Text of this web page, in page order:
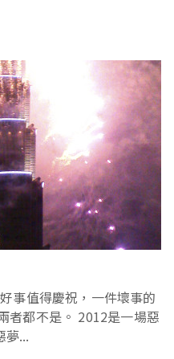
事值得慶祝，一件壞事的
者都不是。 2012是一場惡
夢...